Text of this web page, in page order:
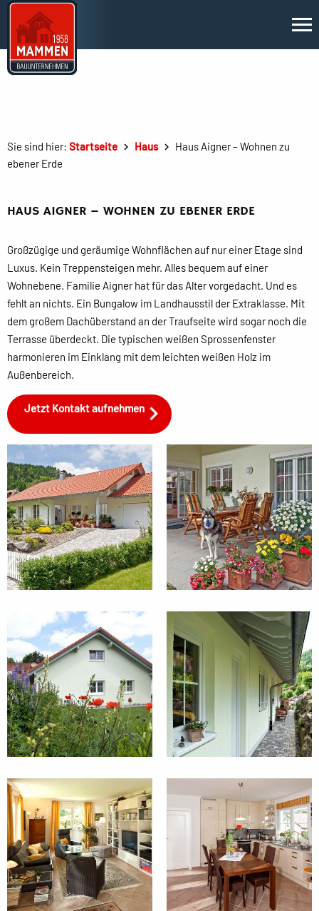
Sie sind hier: Startseite Haus
Haus Aigner – Wohnen zu
ebener Erde
HAUS AIGNER – WOHNEN ZU EBENER ERDE
Großzügige und geräumige Wohnflächen auf nur einer Etage sind
Luxus. Kein Treppensteigen mehr. Alles bequem auf einer
Wohnebene. Familie Aigner hat für das Alter vorgedacht. Und es
fehlt an nichts. Ein Bungalow im Landhausstil der Extraklasse. Mit
dem großem Dachüberstand an der Traufseite wird sogar noch die
Terrasse überdeckt. Die typischen weißen Sprossenfenster
harmonieren im Einklang mit dem leichten weißen Holz im
Außenbereich.
Jetzt Kontakt aufnehmen